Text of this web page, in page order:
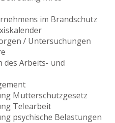
im Brandschutz
/ Untersuchungen
des Arbeits- und
Mutterschutzgesetz
Telearbeit
psychische Belastungen